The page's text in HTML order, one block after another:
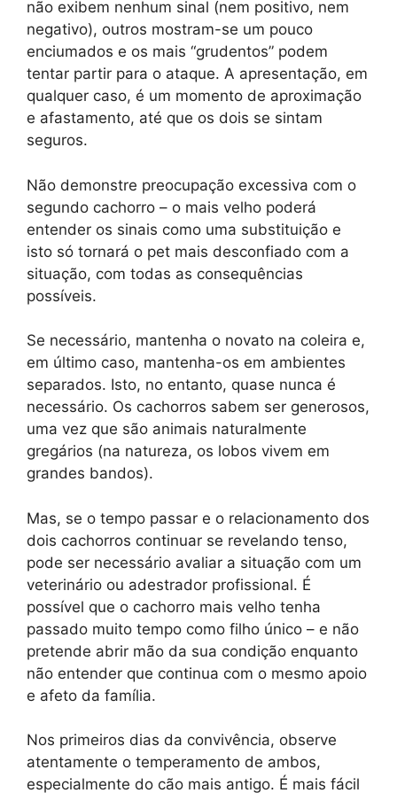
não exibem nenhum sinal (nem positivo, nem
negativo), outros mostram-se um pouco
enciumados e os mais “grudentos” podem
tentar partir para o ataque. A apresentação, em
qualquer caso, é um momento de aproximação
e afastamento, até que os dois se sintam
seguros.
Não demonstre preocupação excessiva com o
segundo cachorro – o mais velho poderá
entender os sinais como uma substituição e
isto só tornará o pet mais desconfiado com a
situação, com todas as consequências
possíveis.
Se necessário, mantenha o novato na coleira e,
em último caso, mantenha-os em ambientes
separados. Isto, no entanto, quase nunca é
necessário. Os cachorros sabem ser generosos,
uma vez que são animais naturalmente
gregários (na natureza, os lobos vivem em
grandes bandos).
Mas, se o tempo passar e o relacionamento dos
dois cachorros continuar se revelando tenso,
pode ser necessário avaliar a situação com um
veterinário ou adestrador profissional. É
possível que o cachorro mais velho tenha
passado muito tempo como filho único – e não
pretende abrir mão da sua condição enquanto
não entender que continua com o mesmo apoio
e afeto da família.
Nos primeiros dias da convivência, observe
atentamente o temperamento de ambos,
especialmente do cão mais antigo. É mais fácil